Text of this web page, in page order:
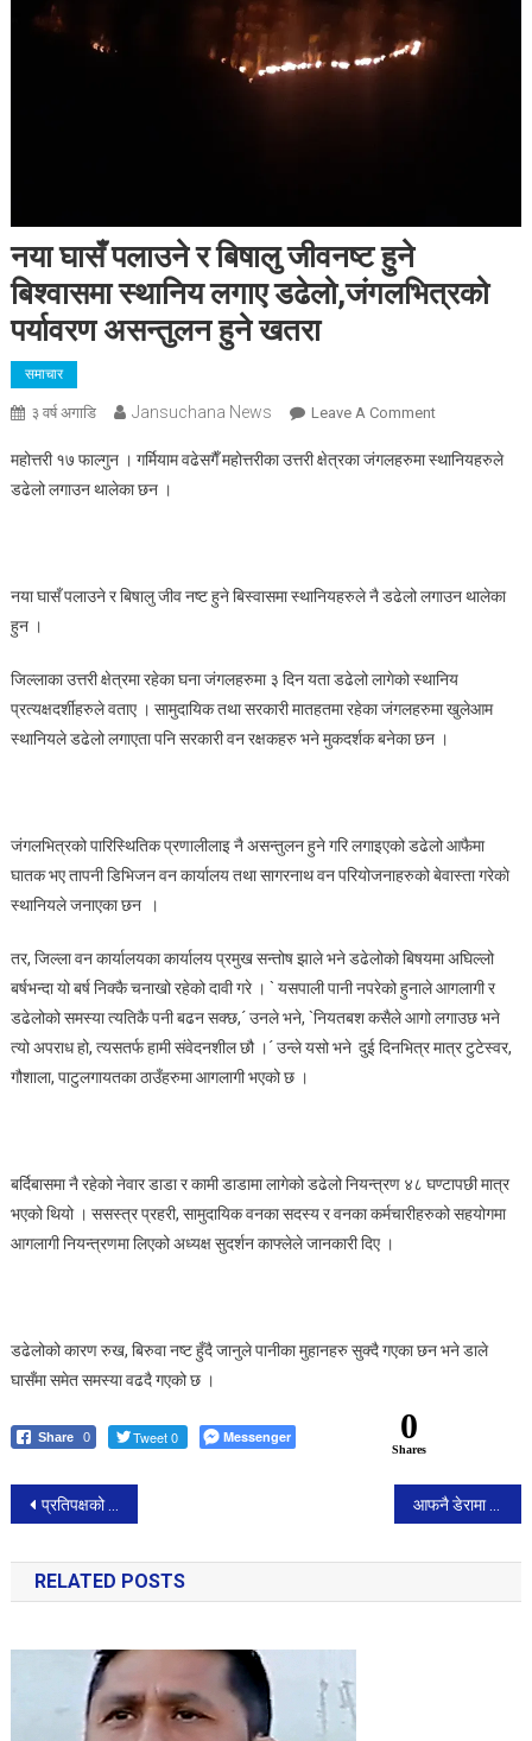
नया घासँ पलाउने र बिषालु जीवनष्ट हुने
बिश्वासमा स्थानिय लगाए डढेलो,जंगलभित्रको
पर्यावरण असन्तुलन हुने खतरा
समाचार
३ वर्ष अगाडि Jansuchana News Leave A CommentOn
घासँ
हुने
लगाए
पर्यावरण
महोत्तरी १७ फाल्गुन । गर्मियाम वढेसगैँ महोत्तरीका उत्तरी क्षेत्रका जंगलहरुमा स्थानियहरुले
डढेलो लगाउन थालेका छन ।
नया घासँ पलाउने र बिषालु जीव नष्ट हुने बिस्वासमा स्थानियहरुले नै डढेलो लगाउन थालेका
हुन ।
जिल्लाका उत्तरी क्षेत्रमा रहेका घना जंगलहरुमा ३ दिन यता डढेलो लागेको स्थानिय
प्रत्यक्षदर्शीहरुले वताए । सामुदायिक तथा सरकारी मातहतमा रहेका जंगलहरुमा खुलेआम
स्थानियले डढेलो लगाएता पनि सरकारी वन रक्षकहरु भने मुकदर्शक बनेका छन ।
जंगलभित्रको पारिस्थितिक प्रणालीलाइ नै असन्तुलन हुने गरि लगाइएको डढेलो आफैमा
घातक भए तापनी डिभिजन वन कार्यालय तथा सागरनाथ वन परियोजनाहरुको बेवास्ता गरेकाे
स्थानियले जनाएका छन ।
तर, जिल्ला वन कार्यालयका कार्यालय प्रमुख सन्तोष झाले भने डढेलोको बिषयमा अघिल्लो
बर्षभन्दा यो बर्ष निक्कै चनाखो रहेको दावी गरे । ` यसपाली पानी नपरेको हुनाले आगलागी र
डढेलोको समस्या त्यतिकै पनी बढन सक्छ,´ उनले भने, `नियतबश कसैले आगो लगाउछ भने
त्यो अपराध हो, त्यसतर्फ हामी संवेदनशील छौ ।´ उन्ले यसो भने दुई दिनभित्र मात्र टुटेस्वर,
गौशाला, पाटुलगायतका ठाउँहरुमा आगलागी भएको छ ।
बर्दिबासमा नै रहेको नेवार डाडा र कामी डाडामा लागेको डढेलो नियन्त्रण ४८ घण्टापछी मात्र
भएको थियो । ससस्त्र प्रहरी, सामुदायिक वनका सदस्य र वनका कर्मचारीहरुको सहयोगमा
आगलागी नियन्त्रणमा लिएको अध्यक्ष सुदर्शन काफ्लेले जानकारी दिए ।
डढेलोको कारण रुख, बिरुवा नष्ट हुँदै जानुले पानीका मुहानहरु सुक्दै गएका छन भने डाले
घासँमा समेत समस्या वढदै गएको छ ।
Share 0 Tweet 0 Messenger 0
Shares
Post
navigation
प्रतिपक्षको कुर्सीमा कांग्रेस र एमाले दुबै
RELATED POSTS